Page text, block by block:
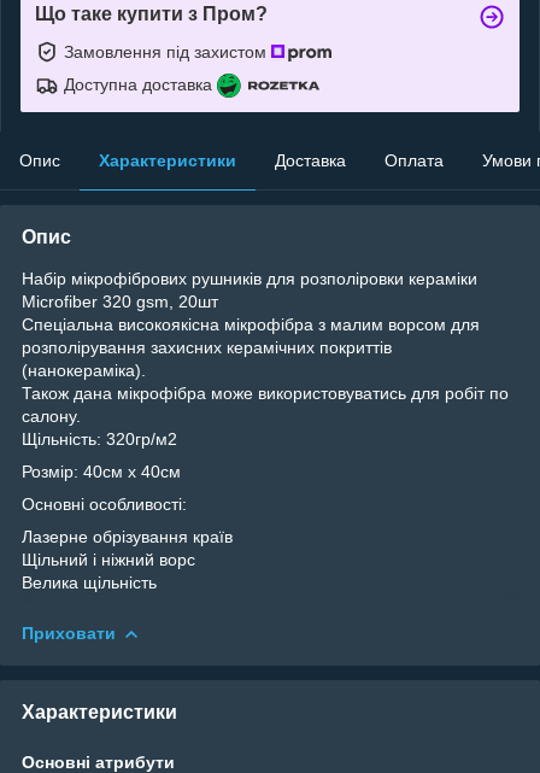
Що таке купити з Пром?
Замовлення під захистом
Доступна доставка
Опис Характеристики Доставка Оплата Умови
Опис
Набір мікрофібрових рушників для розполіровки кераміки
Microfiber 320 gsm, 20шт
Спеціальна високоякісна мікрофібра з малим ворсом для
розполірування захисних керамічних покриттів
(нанокераміка).
Також дана мікрофібра може використовуватись для робіт по
салону.
Щільність: 320гр/м2
Розмір: 40см х 40см
Основні особливості:
Лазерне обрізування країв
Щільний і ніжний ворс
Велика щільність
Приховати
Характеристики
Основні атрибути